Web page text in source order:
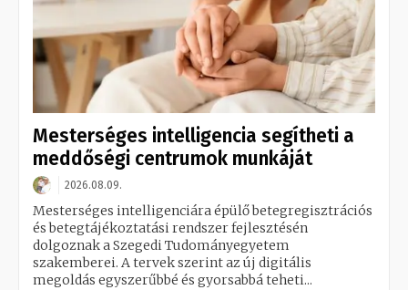
Mesterséges intelligencia segítheti a
meddőségi centrumok munkáját
2026.08.09.
Mesterséges intelligenciára épülő betegregisztrációs
és betegtájékoztatási rendszer fejlesztésén
dolgoznak a Szegedi Tudományegyetem
szakemberei. A tervek szerint az új digitális
megoldás egyszerűbbé és gyorsabbá teheti...